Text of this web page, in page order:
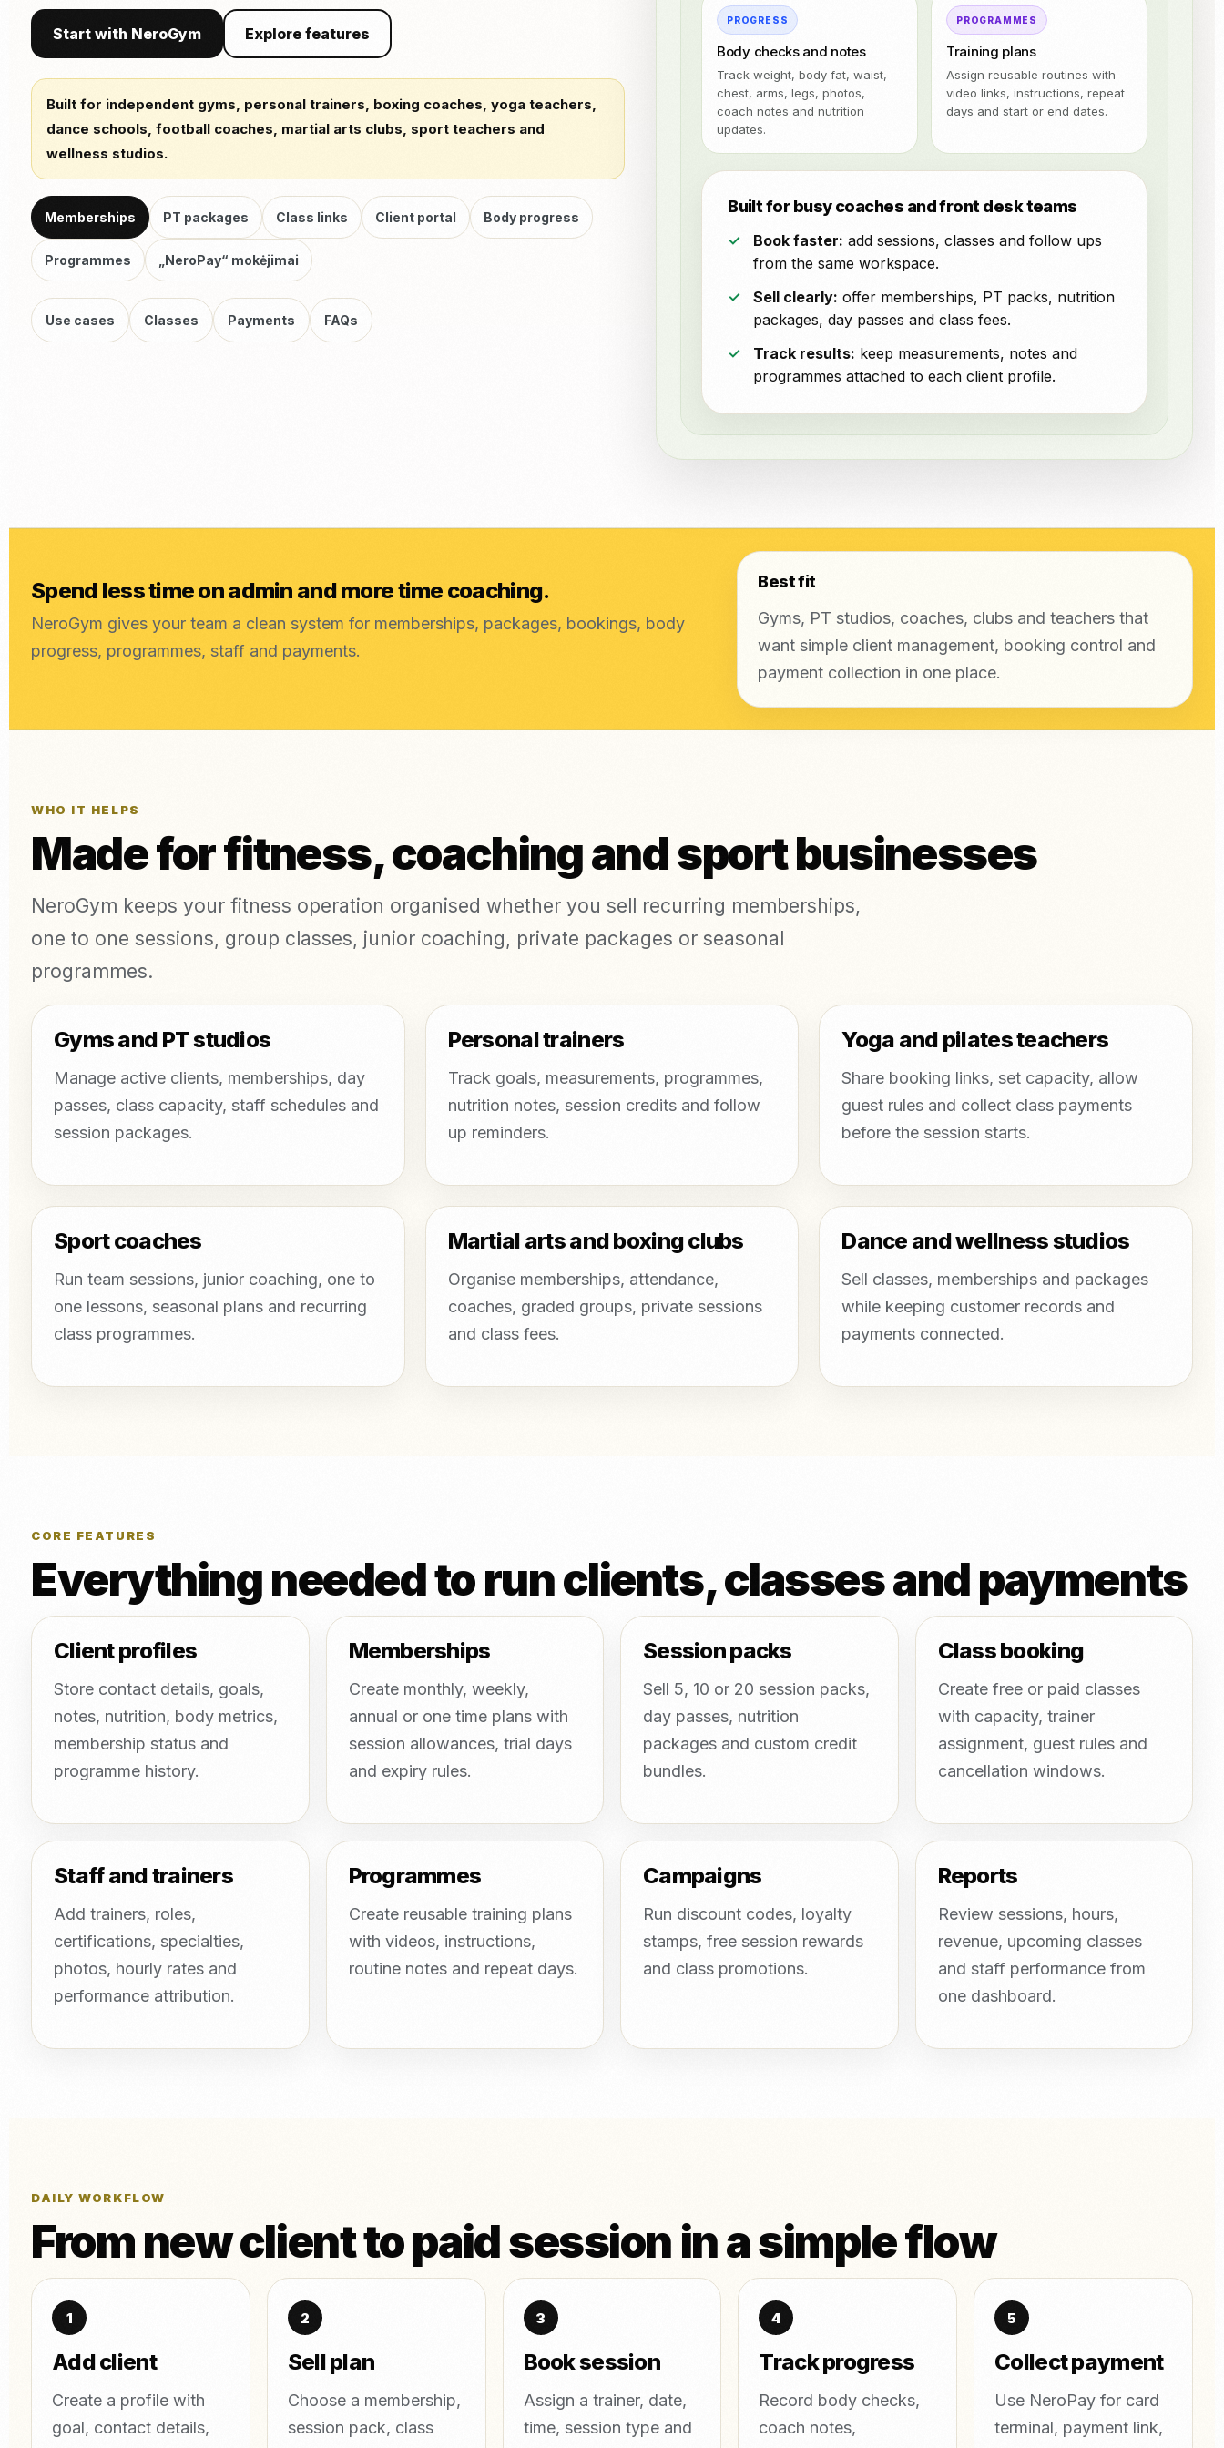
Start with NeroGym Explore features
Built for independent gyms, personal trainers, boxing coaches, yoga teachers,
dance schools, football coaches, martial arts clubs, sport teachers and
wellness studios.
Memberships PT packages Class links Client portal Body progress
Programmes „NeroPay“ mokėjimai
Use cases Classes Payments FAQs
PROGRESS
Body checks and notes
Track weight, body fat, waist,
chest, arms, legs, photos,
coach notes and nutrition
updates.
PROGRAMMES
Training plans
Assign reusable routines with
video links, instructions, repeat
days and start or end dates.
Built for busy coaches and front desk teams
Book faster: add sessions, classes and follow ups
from the same workspace.
Sell clearly: offer memberships, PT packs, nutrition
packages, day passes and class fees.
Track results: keep measurements, notes and
programmes attached to each client profile.
Spend less time on admin and more time coaching.
NeroGym gives your team a clean system for memberships, packages, bookings, body
progress, programmes, staff and payments.
Best fit
Gyms, PT studios, coaches, clubs and teachers that
want simple client management, booking control and
payment collection in one place.
WHO IT HELPS
Made for fitness, coaching and sport businesses
NeroGym keeps your fitness operation organised whether you sell recurring memberships,
one to one sessions, group classes, junior coaching, private packages or seasonal
programmes.
Gyms and PT studios
Manage active clients, memberships, day
passes, class capacity, staff schedules and
session packages.
Personal trainers
Track goals, measurements, programmes,
nutrition notes, session credits and follow
up reminders.
Yoga and pilates teachers
Share booking links, set capacity, allow
guest rules and collect class payments
before the session starts.
Sport coaches
Run team sessions, junior coaching, one to
one lessons, seasonal plans and recurring
class programmes.
Martial arts and boxing clubs
Organise memberships, attendance,
coaches, graded groups, private sessions
and class fees.
Dance and wellness studios
Sell classes, memberships and packages
while keeping customer records and
payments connected.
CORE FEATURES
Everything needed to run clients, classes and payments
Client profiles
Store contact details, goals,
notes, nutrition, body metrics,
membership status and
programme history.
Memberships
Create monthly, weekly,
annual or one time plans with
session allowances, trial days
and expiry rules.
Session packs
Sell 5, 10 or 20 session packs,
day passes, nutrition
packages and custom credit
bundles.
Class booking
Create free or paid classes
with capacity, trainer
assignment, guest rules and
cancellation windows.
Staff and trainers
Add trainers, roles,
certifications, specialties,
photos, hourly rates and
performance attribution.
Programmes
Create reusable training plans
with videos, instructions,
routine notes and repeat days.
Campaigns
Run discount codes, loyalty
stamps, free session rewards
and class promotions.
Reports
Review sessions, hours,
revenue, upcoming classes
and staff performance from
one dashboard.
DAILY WORKFLOW
From new client to paid session in a simple flow
Add client
Create a profile with
goal, contact details,
Sell plan
Choose a membership,
session pack, class
Book session
Assign a trainer, date,
time, session type and
Track progress
Record body checks,
coach notes,
Collect payment
Use NeroPay for card
terminal, payment link,